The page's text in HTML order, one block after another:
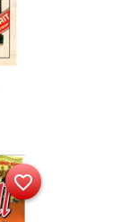
favorite_border